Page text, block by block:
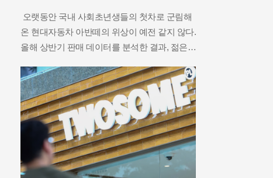
오랫동안 국내 사회초년생들의 첫차로 군림해
온 현대자동차 아반떼의 위상이 예전 같지 않다.
올해 상반기 판매 데이터를 분석한 결과, 젊은
전기차로 급격히 이동하고 있는 현상이 포착되
었다. 한국수입자동차협회의 집계에 따르면 테
슬라 모델Y는 올해 상반기에만 4만 대가 넘는